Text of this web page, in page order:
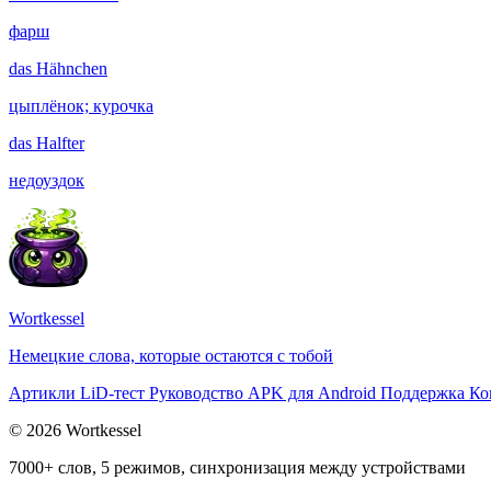
фарш
das Hähnchen
цыплёнок; курочка
das Halfter
недоуздок
Wortkessel
Немецкие слова, которые остаются с тобой
Артикли LiD-тест Руководство APK для Android Поддержка
© 2026 Wortkessel
7000+ слов, 5 режимов, синхронизация между устройствами